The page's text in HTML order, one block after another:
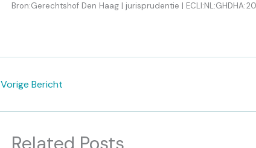
Bron:Gerechtshof Den Haag | jurisprudentie |
Vorige Bericht